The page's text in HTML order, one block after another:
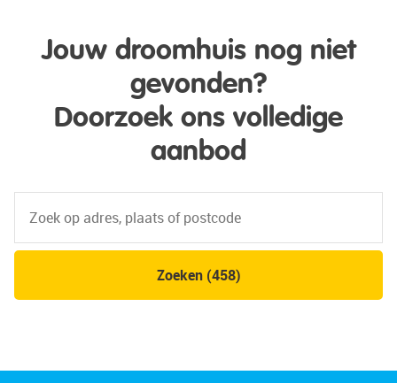
Jouw droomhuis nog niet
gevonden?
Doorzoek ons volledige
aanbod
Zoeken (458)